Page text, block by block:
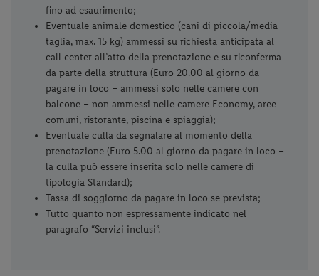
fino ad esaurimento;
Eventuale animale domestico (cani di piccola/media
taglia, max. 15 kg) ammessi su richiesta anticipata al
call center all’atto della prenotazione e su riconferma
da parte della struttura (Euro 20.00 al giorno da
pagare in loco – ammessi solo nelle camere con
balcone – non ammessi nelle camere Economy, aree
comuni, ristorante, piscina e spiaggia);
Eventuale culla da segnalare al momento della
prenotazione (Euro 5.00 al giorno da pagare in loco –
la culla può essere inserita solo nelle camere di
tipologia Standard);
Tassa di soggiorno da pagare in loco se prevista;
Tutto quanto non espressamente indicato nel
paragrafo “Servizi inclusi”.